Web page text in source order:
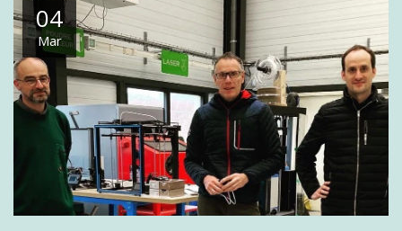
04
Mar